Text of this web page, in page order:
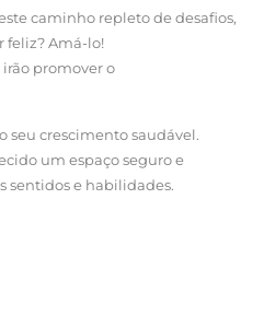
caminho repleto de desafios,
feliz? Amá-lo!
promover o
seu crescimento saudável.
um espaço seguro e
sentidos e habilidades.